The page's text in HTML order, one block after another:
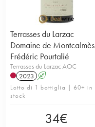
Terrasses du Larzac
Domaine de Montcalmès
Frédéric Pourtalié
Terrasses du Larzac AOC
2023 A
Lotto di 1 bottiglia | 60+ in
stock
34€